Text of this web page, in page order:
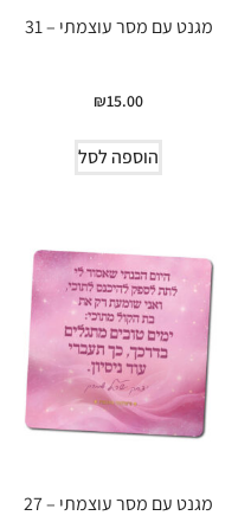
מגנט עם מסר עוצמתי – 31
₪15.00
הוספה לסל
מגנט עם מסר עוצמתי – 27